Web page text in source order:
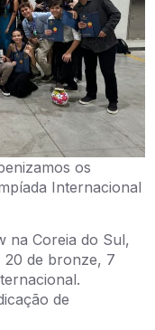
os
Internacional
na Coreia do Sul,
20 de bronze, 7
de